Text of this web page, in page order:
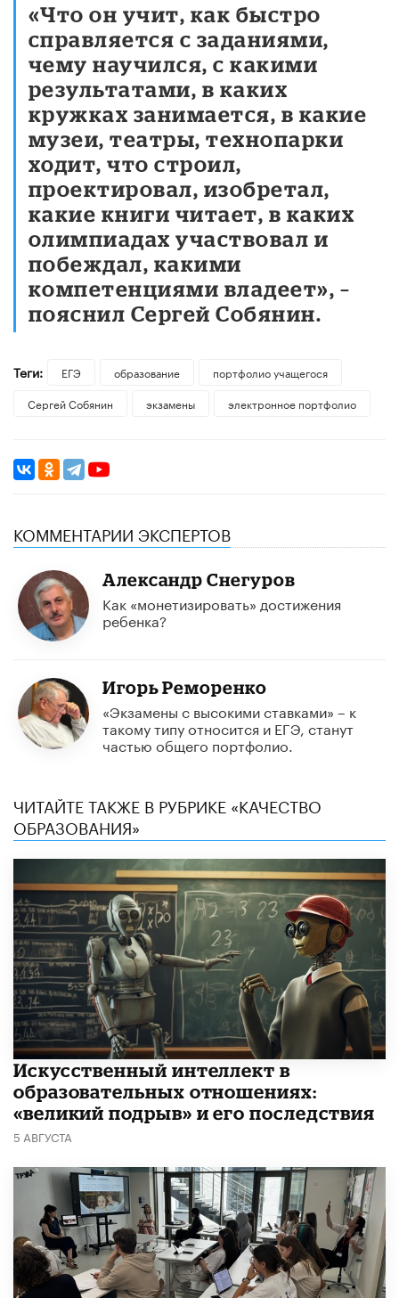
«Что он учит, как быстро
справляется с заданиями,
чему научился, с какими
результатами, в каких
кружках занимается, в какие
музеи, театры, технопарки
ходит, что строил,
проектировал, изобретал,
какие книги читает, в каких
олимпиадах участвовал и
побеждал, какими
компетенциями владеет», –
пояснил Сергей Собянин.
Теги: ЕГЭ образование
портфолио учащегося
Сергей Собянин
экзамены электронное портфолио
КОММЕНТАРИИ ЭКСПЕРТОВ
Александр Снегуров
Как «монетизировать» достижения
ребенка?
Игорь Реморенко
«Экзамены с высокими ставками» – к
такому типу относится и ЕГЭ, станут
частью общего портфолио.
ЧИТАЙТЕ ТАКЖЕ В РУБРИКЕ «КАЧЕСТВО
ОБРАЗОВАНИЯ»
​Искусственный интеллект в
образовательных отношениях:
«великий подрыв» и его последствия
5 АВГУСТА